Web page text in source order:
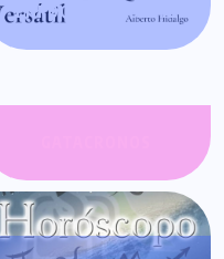
ENFOQUE VERSÁTIL